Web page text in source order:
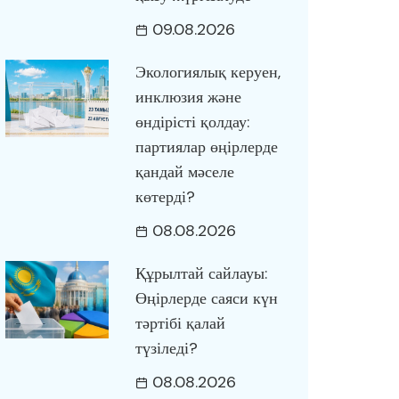
09.08.2026
Экологиялық керуен,
инклюзия және
өндірісті қолдау:
партиялар өңірлерде
қандай мәселе
көтерді?
08.08.2026
Құрылтай сайлауы:
Өңірлерде саяси күн
тәртібі қалай
түзіледі?
08.08.2026